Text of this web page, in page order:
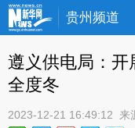
贵州频道
遵义供电局：开
全度冬
2023-12-21 16:49:12 来